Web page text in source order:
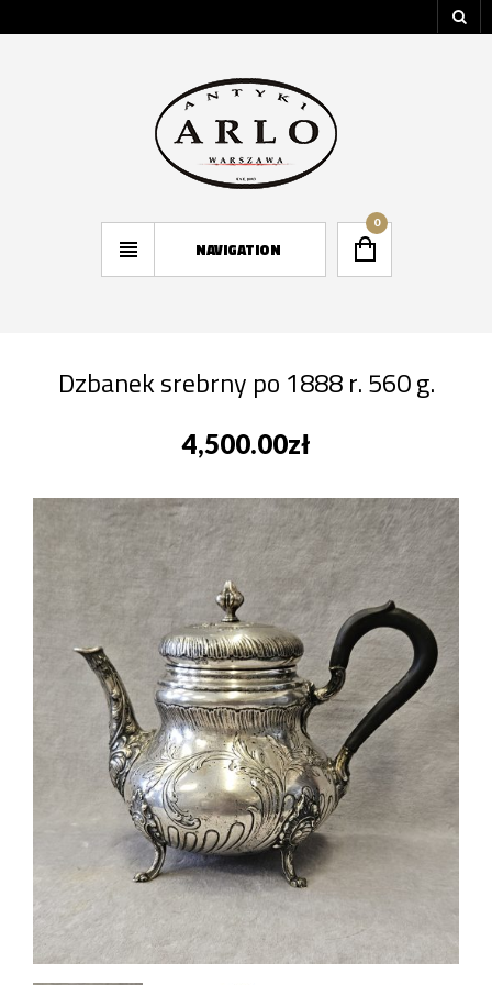
NAVIGATION
0
Dzbanek srebrny po 1888 r. 560 g.
4,500.00zł